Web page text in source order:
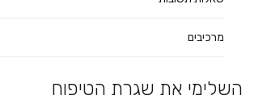
מרכיבים
השלימי את שגרת הטיפוח